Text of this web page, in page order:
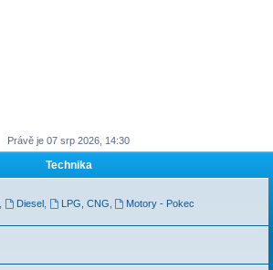
Právě je 07 srp 2026, 14:30
Technika
Diesel, LPG, CNG
Motory - Pokec